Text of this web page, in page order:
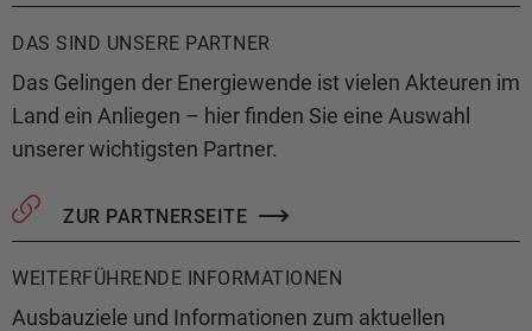
DAS SIND UNSERE PARTNER
Das Gelingen der Energiewende ist vielen Akteuren im
Land ein Anliegen – hier finden Sie eine Auswahl
unserer wichtigsten Partner.
ZUR PARTNERSEITE
WEITERFÜHRENDE INFORMATIONEN
Ausbauziele und Informationen zum aktuellen